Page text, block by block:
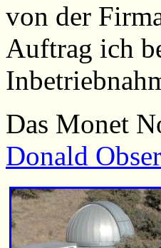
von der
Auftrag ich
Das Monet
Donald